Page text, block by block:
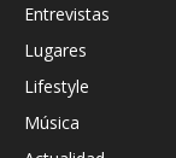
Entrevistas
Lugares
Lifestyle
Música